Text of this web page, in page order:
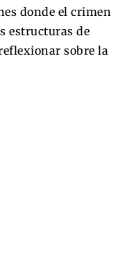
donde el crimen
estructuras de
sobre la